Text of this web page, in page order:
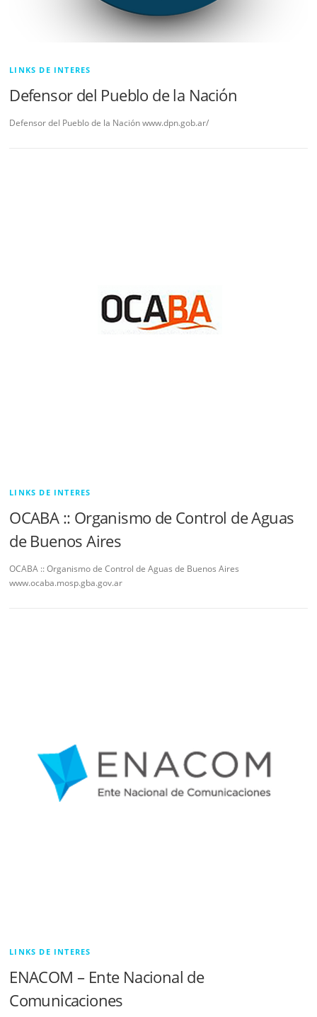
LINKS DE INTERES
Defensor del Pueblo de la Nación
Defensor del Pueblo de la Nación www.dpn.gob.ar/
LINKS DE INTERES
OCABA :: Organismo de Control de Aguas
de Buenos Aires
OCABA :: Organismo de Control de Aguas de Buenos Aires
www.ocaba.mosp.gba.gov.ar
LINKS DE INTERES
ENACOM – Ente Nacional de
Comunicaciones